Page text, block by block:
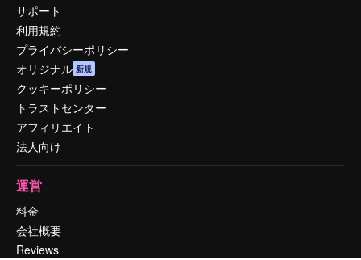
サポート
利用規約
プライバシーポリシー
オリジナル 新規
クッキーポリシー
トラストセンター
アフィリエイト
法人向け
運営
料金
会社概要
Reviews